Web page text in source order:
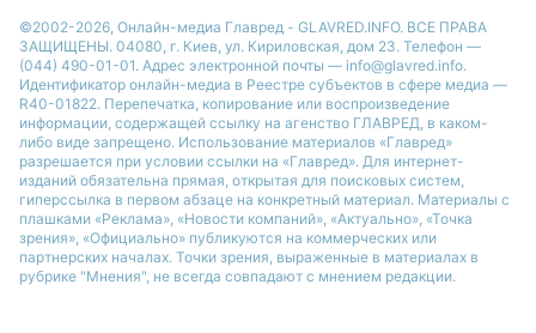
©2002-2026, Онлайн-медиа Главред - GLAVRED.INFO. ВСЕ ПРАВА
ЗАЩИЩЕНЫ. 04080, г. Киев, ул. Кириловская, дом 23. Телефон —
(044) 490-01-01. Адрес электронной почты — info@glavred.info.
Идентификатор онлайн-медиа в Реестре cубъектов в сфере медиа —
R40-01822. Перепечатка, копирование или воспроизведение
информации, содержащей ссылку на агенство ГЛАВРЕД, в каком-
либо виде запрещено. Использование материалов «Главред»
разрешается при условии ссылки на «Главред». Для интернет-
изданий обязательна прямая, открытая для поисковых систем,
гиперссылка в первом абзаце на конкретный материал. Материалы с
плашками «Реклама», «Новости компаний», «Актуально», «Точка
зрения», «Официально» публикуются на коммерческих или
партнерских началах. Точки зрения, выраженные в материалах в
рубрике "Мнения", не всегда совпадают с мнением редакции.